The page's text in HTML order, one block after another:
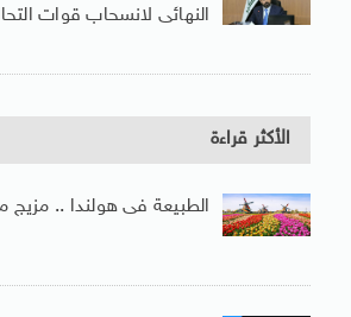
النهائى لانسحاب قوات
الأكثر قراءة
الطبيعة فى هولندا .. مزيج